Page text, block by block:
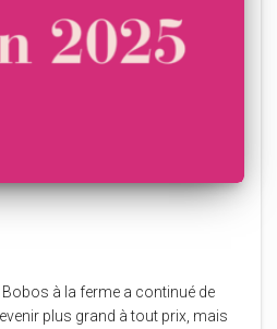
Bobos à la ferme a continué de
plus grand à tout prix, mais